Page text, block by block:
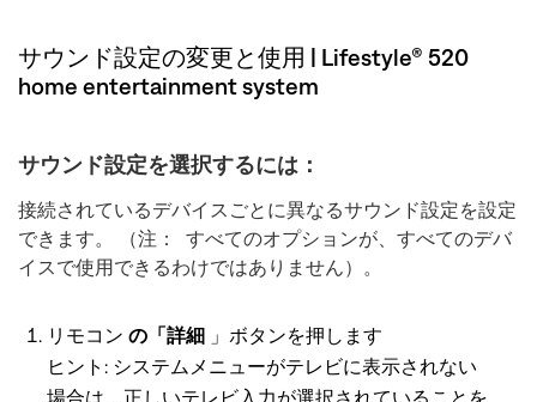
サウンド設定の変更と使用 | Lifestyle® 520
home entertainment system
サウンド設定を選択するには：
接続されているデバイスごとに異なるサウンド設定を設定
できます。 （注： すべてのオプションが、すべてのデバ
イスで使用できるわけではありません）。
リモコン の「詳細 」ボタンを押します
ヒント: システムメニューがテレビに表示されない
場合は、正しいテレビ入力が選択されていることを